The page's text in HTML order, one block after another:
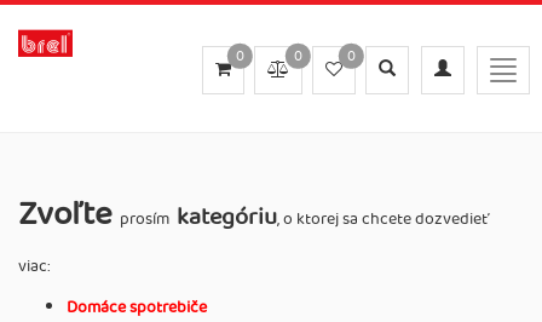
Toggle
navigation
Toggle
search
0
0
0
Zvoľte prosím kategóriu, o ktorej sa chcete dozvedieť
viac:
Domáce spotrebiče